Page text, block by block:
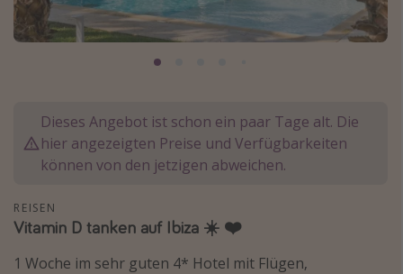
Gozo Urlaub
Normandie Urlaub
Kefalonia Urlaub
Krabi Urlaub
Sri Lanka Rundreise
Dieses Angebot ist schon ein paar Tage alt. Die
hier angezeigten Preise und Verfügbarkeiten
können von den jetzigen abweichen.
REISEN
Vitamin D tanken auf Ibiza ☀️ ❤️
1 Woche im sehr guten 4* Hotel mit Flügen,